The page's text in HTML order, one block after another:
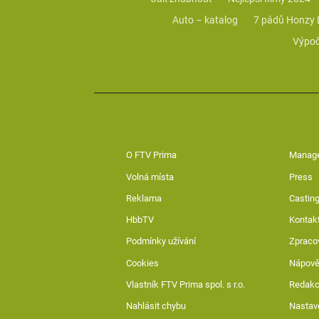
Auto – katalog
7 pádů Honzy
O FTV Prima
Volná místa Press
Reklama
HbbTV
Podmínky užívání
Cookies
Vlastník FTV Prima spol. s r.o.
Nahlásit chybu